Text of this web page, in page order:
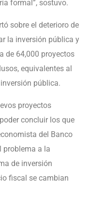
formal”, sostuvo.
sobre el deterioro de
la inversión pública y
de 64,000 proyectos
equivalentes al
pública.
proyectos
concluir los que
del Banco
problema a la
de inversión
fiscal se cambian